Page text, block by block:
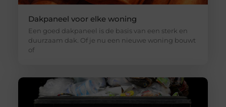
Dakpaneel voor elke woning
Een goed dakpaneel is de basis van een sterk en
duurzaam dak. Of je nu een nieuwe woning bouwt
of